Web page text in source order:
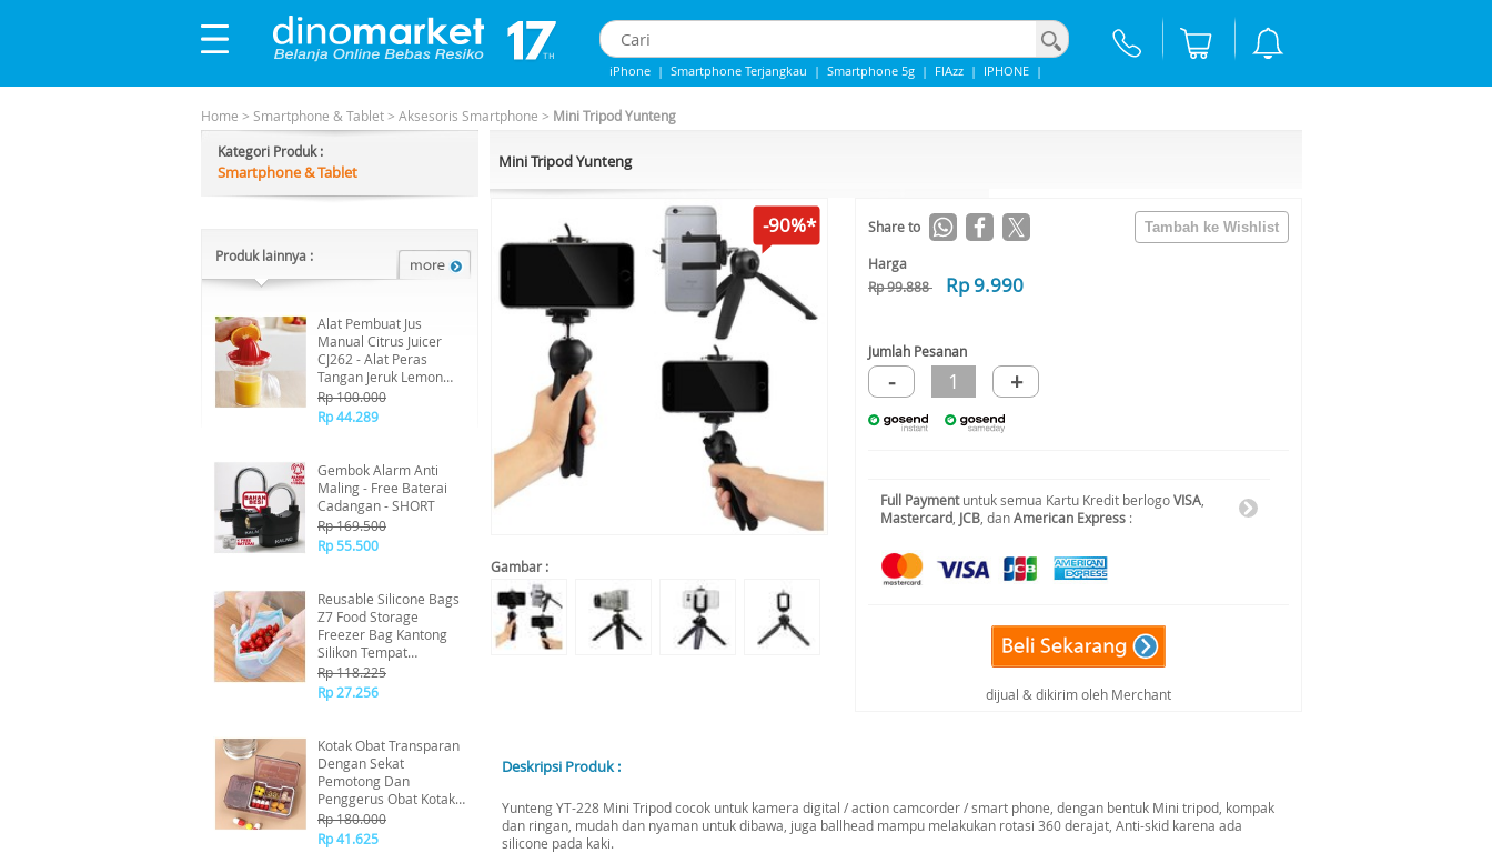
iPhone | Smartphone Terjangkau | Smartphone 5g | FlAzz | IPHONE |
Home > Smartphone & Tablet> Aksesoris Smartphone > Mini Tripod Yunteng
Kategori Produk :
Smartphone & Tablet
Produk lainnya :
Alat Pembuat Jus
Manual Citrus Juicer
CJ262 - Alat Peras
Tangan Jeruk Lemon
Songkit Lime Manual
Rp 100.000
Rp 44.289
Gembok Alarm Anti
Maling - Free Baterai
Cadangan - SHORT
Rp 169.500
Rp 55.500
Reusable Silicone Bags
Z7 Food Storage
Freezer Bag Kantong
Silikon Tempat
Makanan Fresh -
Tempat Serbaguna
Kedap Udara System
Rp 118.225
Rp 27.256
Kotak Obat Transparan
Dengan Sekat
Pemotong Dan
Penggerus Obat Kotak
Vitamin Dan Suplement
Traveling
Rp 180.000
Rp 41.625
Mini Tripod Yunteng
-90%*
Gambar :
Share to
Harga
Rp 99.888
Rp 9.990
Jumlah Pesanan
- 1 +
Full Paymentuntuk semua Kartu Kredit berlogoVISA
Mastercard JCB , danAmerican Express :
dijual & dikirim oleh Merchant
Deskripsi Produk :
Yunteng YT-228 Mini Tripod cocok untuk kamera digital / action camcorder / smart phone, dengan bentuk Mini tripod, kompak
dan ringan, mudah dan nyaman untuk dibawa, juga ballhead mampu melakukan rotasi 360 derajat, Anti-skid karena ada
silicone pada kaki.